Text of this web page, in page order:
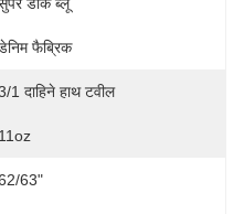
फैब्रिक
1 दाहिने हाथ टवील
11oz
63"